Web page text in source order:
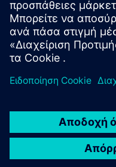
Πρόσθετες
OYTEC | Αρχική Σελίδα